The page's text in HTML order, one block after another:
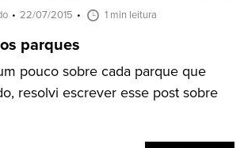
22/07/2015 1 min leitura
parques
pouco sobre cada parque que
resolvi escrever esse post sobre